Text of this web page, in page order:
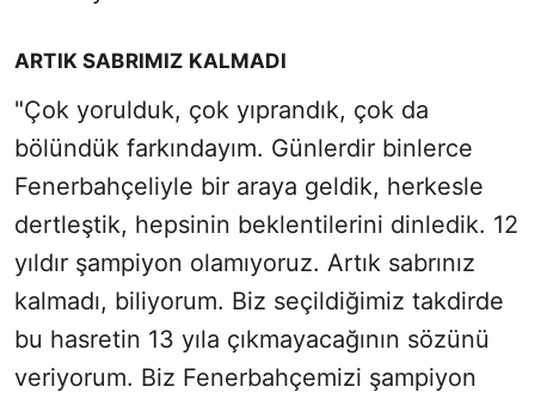
ARTIK SABRIMIZ KALMADI
"Çok yorulduk, çok yıprandık, çok da
bölündük farkındayım. Günlerdir binlerce
Fenerbahçeliyle bir araya geldik, herkesle
dertleştik, hepsinin beklentilerini dinledik. 12
yıldır şampiyon olamıyoruz. Artık sabrınız
kalmadı, biliyorum. Biz seçildiğimiz takdirde
bu hasretin 13 yıla çıkmayacağının sözünü
veriyorum. Biz Fenerbahçemizi şampiyon